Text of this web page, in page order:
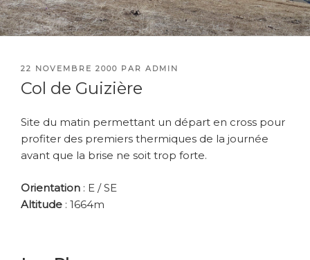
PUBLIÉ
LE
22 NOVEMBRE 2000 PAR ADMIN
Col de Guizière
Site du matin permettant un départ en cross pour
profiter des premiers thermiques de la journée
avant que la brise ne soit trop forte.
Orientation : E / SE
Altitude : 1664m